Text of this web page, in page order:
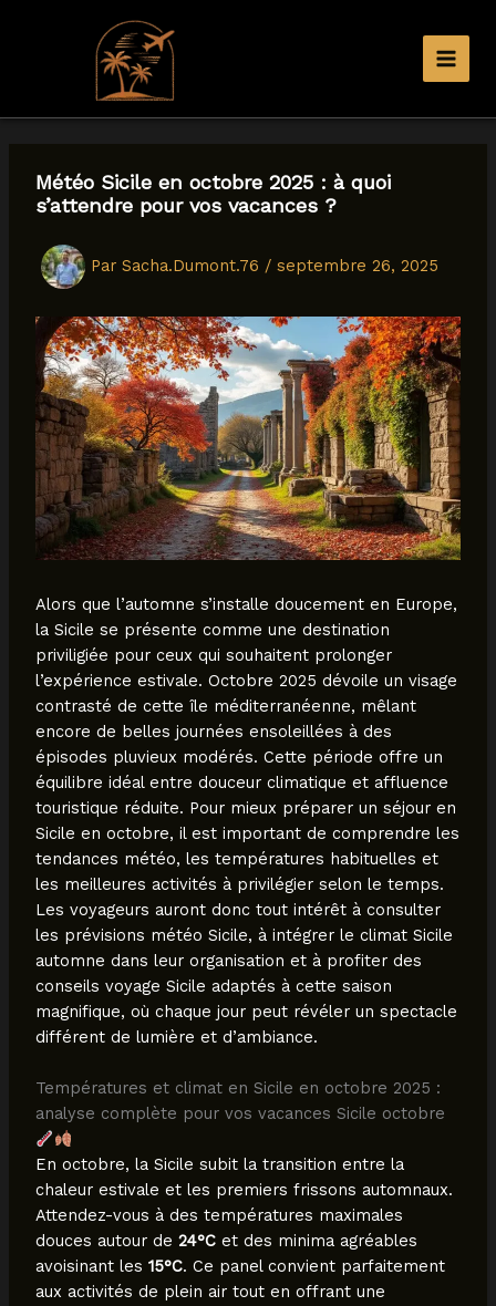
Aller
contenuMétéo Sicile en octobre 2025 : à quoi
s’attendre pour vos vacances ?
Par Sacha.Dumont.76 / septembre 26, 2025
Alors que l’automne s’installe doucement en Europe,
la Sicile se présente comme une destination
priviligiée pour ceux qui souhaitent prolonger
l’expérience estivale. Octobre 2025 dévoile un visage
contrasté de cette île méditerranéenne, mêlant
encore de belles journées ensoleillées à des
épisodes pluvieux modérés. Cette période offre un
équilibre idéal entre douceur climatique et affluence
touristique réduite. Pour mieux préparer un séjour en
Sicile en octobre, il est important de comprendre les
tendances météo, les températures habituelles et
les meilleures activités à privilégier selon le temps.
Les voyageurs auront donc tout intérêt à consulter
les prévisions météo Sicile, à intégrer le climat Sicile
automne dans leur organisation et à profiter des
conseils voyage Sicile adaptés à cette saison
magnifique, où chaque jour peut révéler un spectacle
différent de lumière et d’ambiance.
Températures et climat en Sicile en octobre 2025 :
analyse complète pour vos vacances Sicile octobre
En octobre, la Sicile subit la transition entre la
chaleur estivale et les premiers frissons automnaux.
Attendez-vous à des températures maximales
douces autour de 24°Cet des minima agréables
avoisinant les 15°C. Ce panel convient parfaitement
aux activités de plein air tout en offrant une